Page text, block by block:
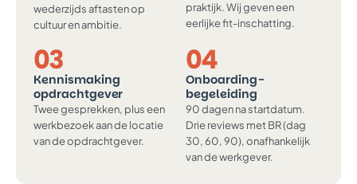
wederzijds aftasten op
cultuur en ambitie.
praktijk. Wij geven een
eerlijke fit-inschatting.
03
Kennismaking
opdrachtgever
Twee gesprekken, plus een
werkbezoek aan de locatie
van de opdrachtgever.
04
Onboarding-
begeleiding
90 dagen na startdatum.
Drie reviews met BR (dag
30, 60, 90), onafhankelijk
van de werkgever.